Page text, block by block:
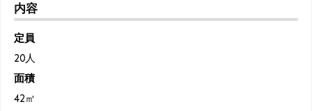
内容
定員
20人
面積
42㎡